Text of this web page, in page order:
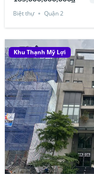
Biệt thự Quận 2
Khu Thạnh Mỹ Lợi